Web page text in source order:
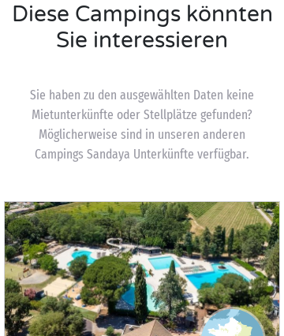
Diese Campings könnten
Sie interessieren
Sie haben zu den ausgewählten Daten keine
Mietunterkünfte oder Stellplätze gefunden?
Möglicherweise sind in unseren anderen
Campings Sandaya Unterkünfte verfügbar.